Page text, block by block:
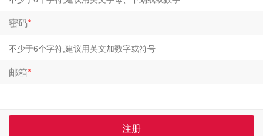
密码*
邮箱*
注册